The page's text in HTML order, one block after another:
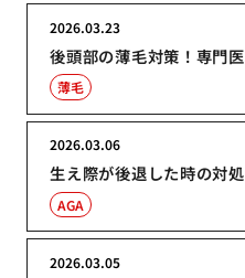
後頭部の薄毛対策！専門
2026.03.23
薄毛
生え際が後退した時の対
2026.03.06
AGA
2026.03.05